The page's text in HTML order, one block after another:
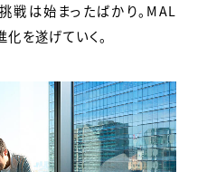
戦は始まったばかり。MAL
を遂げていく。